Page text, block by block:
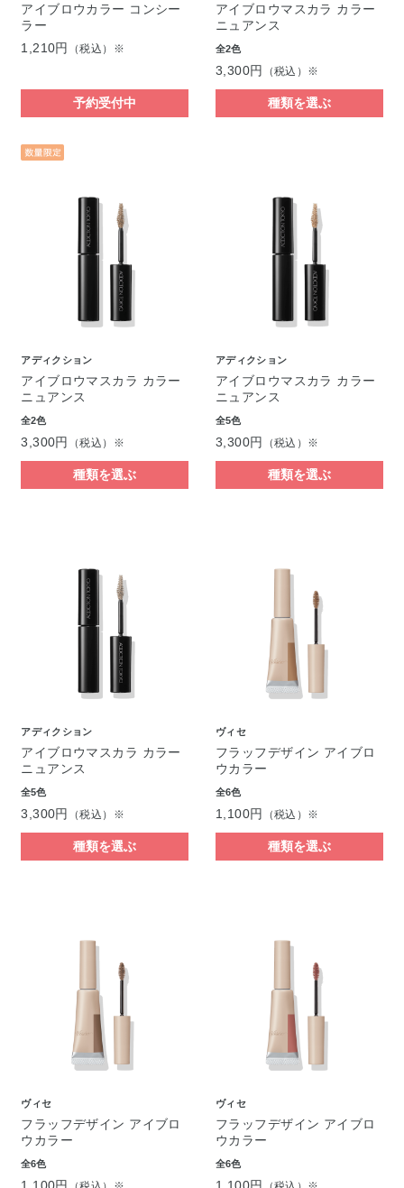
アイブロウカラー コンシー
ラー
1,210円
（税込）※
予約受付中
アイブロウマスカラ カラー
ニュアンス
全2色
3,300円 （税込）※
種類を選ぶ
アディクション
アイブロウマスカラ カラー
ニュアンス
全2色
3,300円 （税込）※
種類を選ぶ
アディクション
アイブロウマスカラ カラー
ニュアンス
全5色
3,300円 （税込）※
種類を選ぶ
アディクション
アイブロウマスカラ カラー
ニュアンス
全5色
3,300円 （税込）※
種類を選ぶ
ヴィセ
フラッフデザイン アイブロ
ウカラー
全6色
1,100円 （税込）※
種類を選ぶ
ヴィセ
フラッフデザイン アイブロ
ウカラー
全6色
1,100円
ヴィセ
フラッフデザイン アイブロ
ウカラー
全6色
1,100円